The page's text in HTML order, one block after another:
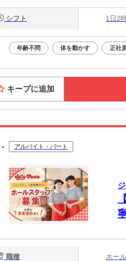
シフト 1日2
年齢不問 体を動かす 正社
キープに追加
アルバイト・パート
職種 ホー